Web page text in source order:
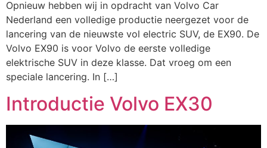
Opnieuw hebben wij in opdracht van Volvo Car
Nederland een volledige productie neergezet voor de
lancering van de nieuwste vol electric SUV, de EX90. De
Volvo EX90 is voor Volvo de eerste volledige
elektrische SUV in deze klasse. Dat vroeg om een
speciale lancering. In […]
Introductie Volvo EX30